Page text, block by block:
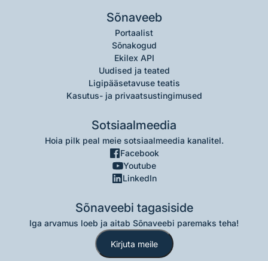
Sõnaveeb
Portaalist
Sõnakogud
Ekilex API
Uudised ja teated
Ligipääsetavuse teatis
Kasutus- ja privaatsustingimused
Sotsiaalmeedia
Hoia pilk peal meie sotsiaalmeedia kanalitel.
Facebook
Youtube
LinkedIn
Sõnaveebi tagasiside
Iga arvamus loeb ja aitab Sõnaveebi paremaks teha!
Kirjuta meile